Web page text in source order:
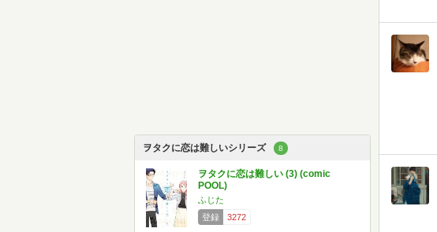
ヲタクに恋は難しいシリーズ 8
ヲタクに恋は難しい (3) (comic
POOL)
ふじた
登録
3272